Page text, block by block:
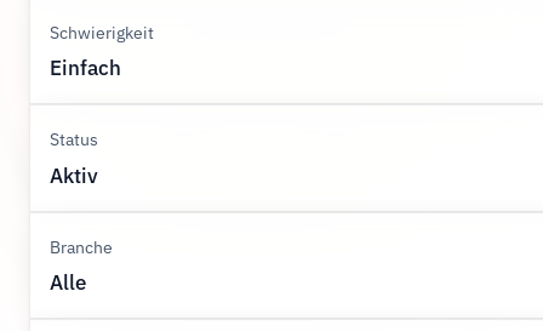
Schwierigkeit
Einfach
Status
Aktiv
Branche
Alle